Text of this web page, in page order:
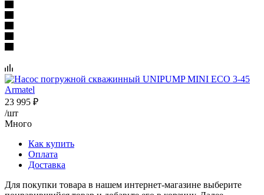
23 995 ₽
/шт
Много
Как купить
Оплата
Доставка
Для покупки товара в нашем интернет-магазине выберите